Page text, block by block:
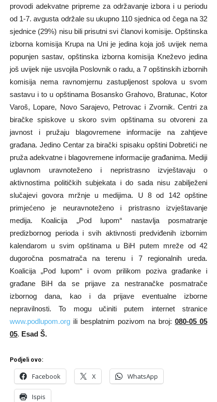
provodi adekvatne pripreme za održavanje izbora i u periodu
od 1-7. avgusta održale su ukupno 110 sjednica od čega na 32
sjednice (29%) nisu bili prisutni svi članovi komisije. Opštinska
izborna komisija Krupa na Uni je jedina koja još uvijek nema
popunjen sastav, opštinska izborna komisija Kneževo jedina
još uvijek nije usvojila Poslovnik o radu, a 7 opštinskih izbornih
komisija nema ravnomjernu zastupljenost spolova u svom
sastavu i to u opštinama Bosansko Grahovo, Bratunac, Kotor
Varoš, Lopare, Novo Sarajevo, Petrovac i Zvornik. Centri za
biračke spiskove u skoro svim opštinama su otvoreni za
javnost i pružaju blagovremene informacije na zahtjeve
građana. Jedino Centar za birački spisaku opštini Dobretići ne
pruža adekvatne i blagovremene informacije građanima. Mediji
uglavnom uravnoteženo i nepristrasno izvještavaju o
aktivnostima političkih subjekata i do sada nisu zabilježeni
slučajevi govora mržnje u medijima. U 8 od 142 opštine
primjećeno je neuravnoteženo i pristrasno izvještavanje
medija. Koalicija „Pod lupom“ nastavlja posmatranje
predizbornog perioda i svih aktivnosti predviđenih izbornim
kalendarom u svim opštinama u BiH putem mreže od 42
dugoročna posmatrača na terenu i 7 regionalnih ureda.
Koalicija „Pod lupom“ i ovom prilikom poziva građanke i
građane BiH da se prijave za nestranačke posmatrače
izbornog dana, kao i da prijave eventualne izborne
nepravilnosti. To mogu učiniti putem internet stranice
www.podlupom.org ili besplatnim pozivom na broj: 080-05 05
05. Esad Š.
Podjeli ovo:
Facebook X WhatsApp
Ispis